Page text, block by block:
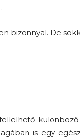
bizonnyal. De
is egy